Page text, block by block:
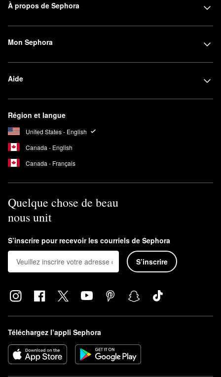
À propos de Sephora
Mon Sephora
Aide
Région et langue
United States - English
Canada - English
Canada - Français
Quelque chose de beau
nous unit
S’inscrire pour recevoir les courriels de Sephora
S’inscrire
Téléchargez l’appli Sephora